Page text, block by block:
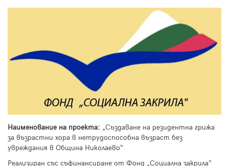
Наименование на проекта: „Създаване на резидентна грижа
за възрастни хора в нетрудоспособна възраст без
увреждания в Община Николаево“
Реализиран със съфинансиране от Фонд „Социална закрила“